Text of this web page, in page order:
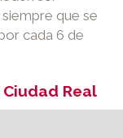
que se
cada 6 de
Real